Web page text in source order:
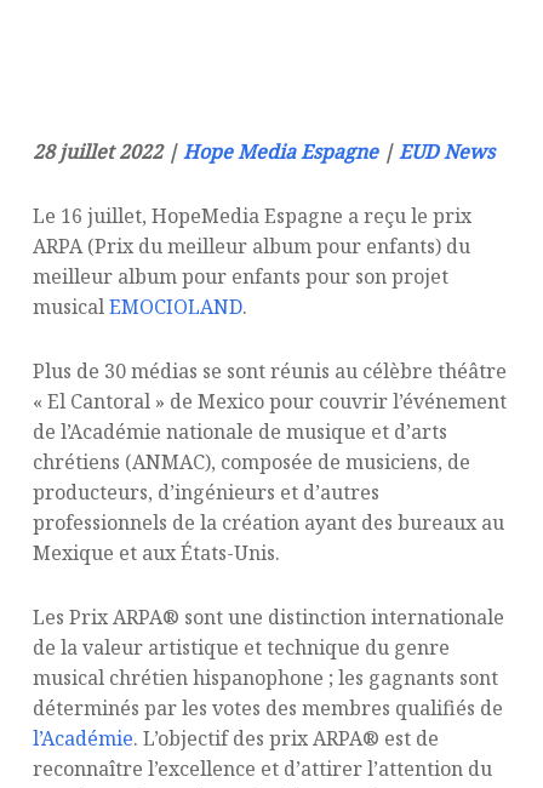
28 juillet 2022 |Hope Media Espagne|EUD News
Le 16 juillet, HopeMedia Espagne a reçu le prix
ARPA (Prix du meilleur album pour enfants) du
meilleur album pour enfants pour son projet
musicalEMOCIOLAND.
Plus de 30 médias se sont réunis au célèbre théâtre
« El Cantoral » de Mexico pour couvrir l’événement
de l’Académie nationale de musique et d’arts
chrétiens (ANMAC), composée de musiciens, de
producteurs, d’ingénieurs et d’autres
professionnels de la création ayant des bureaux au
Mexique et aux États-Unis.
Les Prix ARPA® sont une distinction internationale
de la valeur artistique et technique du genre
musical chrétien hispanophone ; les gagnants sont
déterminés par les votes des membres qualifiés de
l’Académie. L’objectif des prix ARPA® est de
reconnaître l’excellence et d’attirer l’attention du